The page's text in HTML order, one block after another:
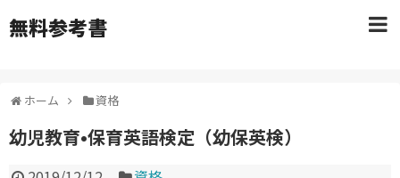
無料参考書
ホーム 資格
幼児教育•保育英語検定（幼保英検）